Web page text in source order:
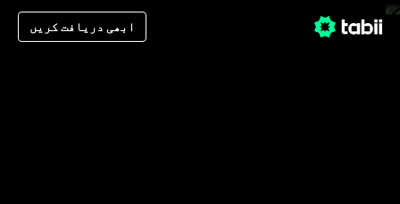
ابھی دریافت کریں